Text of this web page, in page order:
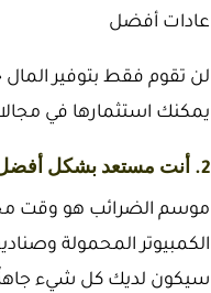
عادات أفضل
لن تقوم فقط بتوفير المال
يمكنك استثمارها في
2. أنت مستعد بشكل أفضل لموسم الضرائب وقد تسترد أموالك
موسم الضرائب هو وقت
الكمبيوتر المحمولة
سيكون لديك كل شيء جاهزًا